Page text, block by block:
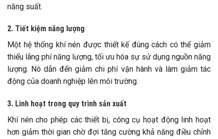
năng suất.
2. Tiết kiệm năng lượng
Một hệ thống khí nén được thiết kế đúng cách có thể giảm
thiểu lãng phí năng lượng, tối ưu hóa sự sử dụng nguồn năng
lượng. Nó dẫn đến giảm chi phí vận hành và làm giảm tác
động của doanh nghiệp lên môi trường.
3. Linh hoạt trong quy trình sản xuất
Khí nén cho phép các thiết bị, công cụ hoạt động linh hoạt
hơn giảm thời gian chờ đợi tăng cường khả năng điều chỉnh